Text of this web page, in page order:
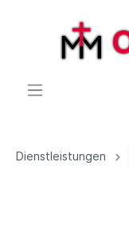
Dienstleistungen